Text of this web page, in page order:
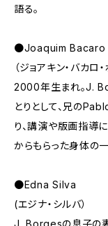
語る。
●Joaquim Bacaro
（ジョアキン・バカロ
2000年生まれ。J.
とりとして、兄の
り、講演や版画指導
からもらった身体の
●Edna Silva
(エジナ・シルバ）
J. Borgesの息子の妻